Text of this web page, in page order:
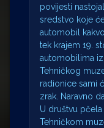
povijesti
sredstvo koje
automobil
tek krajem 19.
automobilima
Tehničkog
radionice sami
zrak. Naravno
U društvu pčela
Tehničkom